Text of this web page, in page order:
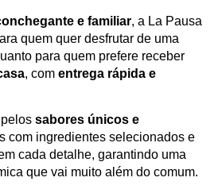
e familiar, a La Pausa
quem quer desfrutar de uma
para quem prefere receber
, com entrega rápida e
sabores únicos e
com ingredientes selecionados e
cada detalhe, garantindo uma
que vai muito além do comum.